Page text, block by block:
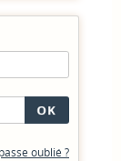
oublié ?